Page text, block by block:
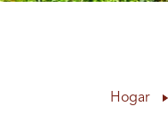
Hogar